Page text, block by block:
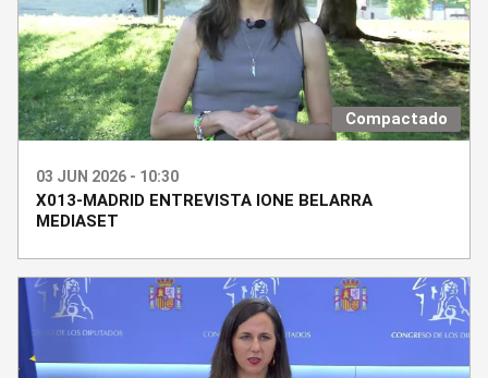
Compactado
03 JUN 2026 - 10:30
X013-MADRID ENTREVISTA IONE BELARRA
MEDIASET